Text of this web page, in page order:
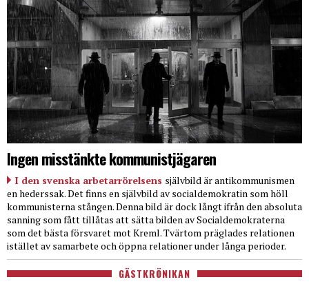
Ingen misstänkte kommunistjägaren
I den svenska arbetarrörelsens självbild är antikommunismen
en hederssak. Det finns en självbild av socialdemokratin som höll
kommunisterna stången. Denna bild är dock långt ifrån den absoluta
sanning som fått tillåtas att sätta bilden av Socialdemokraterna
som det bästa försvaret mot Kreml. Tvärtom präglades relationen
istället av samarbete och öppna relationer under långa perioder.
GÄSTKRÖNIKAN